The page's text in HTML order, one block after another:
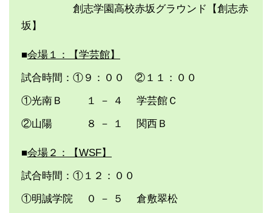
創志学園高校赤坂グラウンド【創志赤
坂】
■会場１：【学芸館】
試合時間：①９：００ ②１１：００
①光南Ｂ １ － ４ 学芸館Ｃ
②山陽 ８ － １ 関西Ｂ
■会場２：【WSF】
試合時間：①１２：００
①明誠学院 ０ － ５ 倉敷翠松